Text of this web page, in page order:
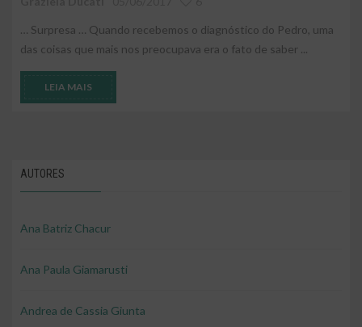
… Surpresa … Quando recebemos o diagnóstico do Pedro, uma
das coisas que mais nos preocupava era o fato de saber ...
LEIA MAIS
AUTORES
Ana Batriz Chacur
Ana Paula Giamarusti
Andrea de Cassia Giunta